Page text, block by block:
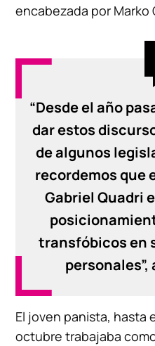
encabezada por Marko
“Desde el año
dar estos
de algunos
recordemos que
Gabriel Quadri
transfóbicos en
personales”,
El joven panista, hasta
octubre trabajaba